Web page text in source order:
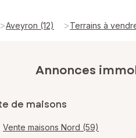
>Aveyron (12) >Terrains à
Annonces
de maisons
Vente maisons Nord (59)